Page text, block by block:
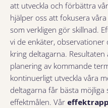
att utveckla och förbättra
hjälper oss att fokusera
som verkligen gör skillnad.
vi de enkäter,
kring deltagarna.
planering av kommande
kontinuerligt utveckla våra
deltagarna får bästa
effektmålen. Vår